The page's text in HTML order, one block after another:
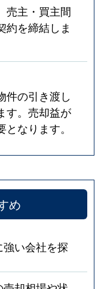
売主・買主間
約を締結しま
件の引き渡し
す。売却益が
なります。
め
い会社を探